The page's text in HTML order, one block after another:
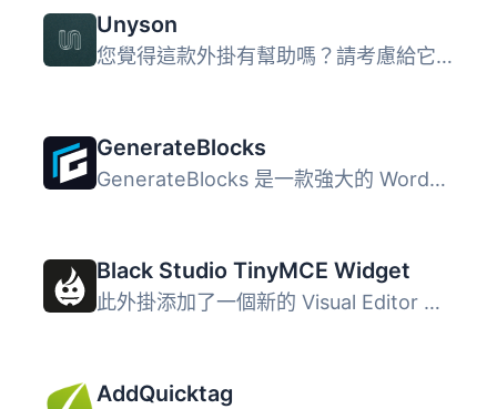
Unyson
您覺得這款外掛有幫助嗎？請考慮給它一個五星評價。 Unyson...
GenerateBlocks
GenerateBlocks 是一款強大的 WordPress 外掛，能夠為編輯器...
Black Studio TinyMCE Widget
此外掛添加了一個新的 Visual Editor 小工具類型，讓您能夠在...
AddQuicktag